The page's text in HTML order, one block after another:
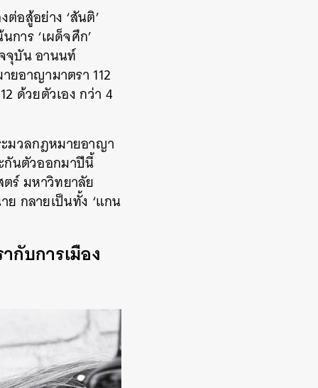
อสู้อย่าง ‘สันติ’
าร ‘เผด็จศึก’
จุบัน อานนท์
อาญามาตรา 112
ด้วยตัวเอง กว่า 4
มวลกฎหมายอาญา
กันตัวออกมาปีนี้
ร์ มหาวิทยาลัย
ย กลายเป็นทั้ง ‘แกน
กับการเมือง